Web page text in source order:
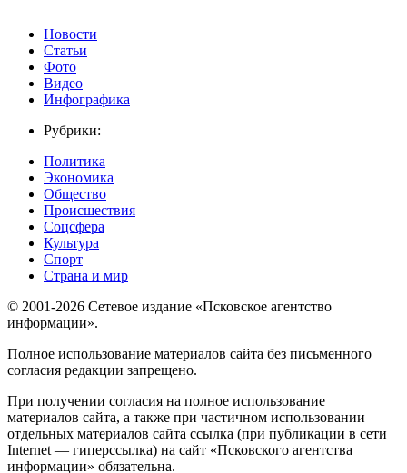
Новости
Статьи
Фото
Видео
Инфографика
Рубрики:
Политика
Экономика
Общество
Происшествия
Соцсфера
Культура
Спорт
Страна и мир
© 2001-2026 Сетевое издание «Псковское агентство
информации».
Полное использование материалов сайта без письменного
согласия редакции запрещено.
При получении согласия на полное использование
материалов сайта, а также при частичном использовании
отдельных материалов сайта ссылка (при публикации в сети
Internet — гиперссылка) на сайт «Псковского агентства
информации» обязательна.